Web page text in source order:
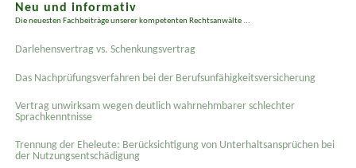
Neu und informativ
Die neuesten Fachbeiträge unserer kompetenten Rechtsanwälte ...
Darlehensvertrag vs. Schenkungsvertrag
Das Nachprüfungsverfahren bei der Berufsunfähigkeitsversicherung
Vertrag unwirksam wegen deutlich wahrnehmbarer schlechter
Sprachkenntnisse
Trennung der Eheleute: Berücksichtigung von Unterhaltsansprüchen bei
der Nutzungsentschädigung